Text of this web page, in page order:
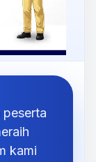
peserta
kami